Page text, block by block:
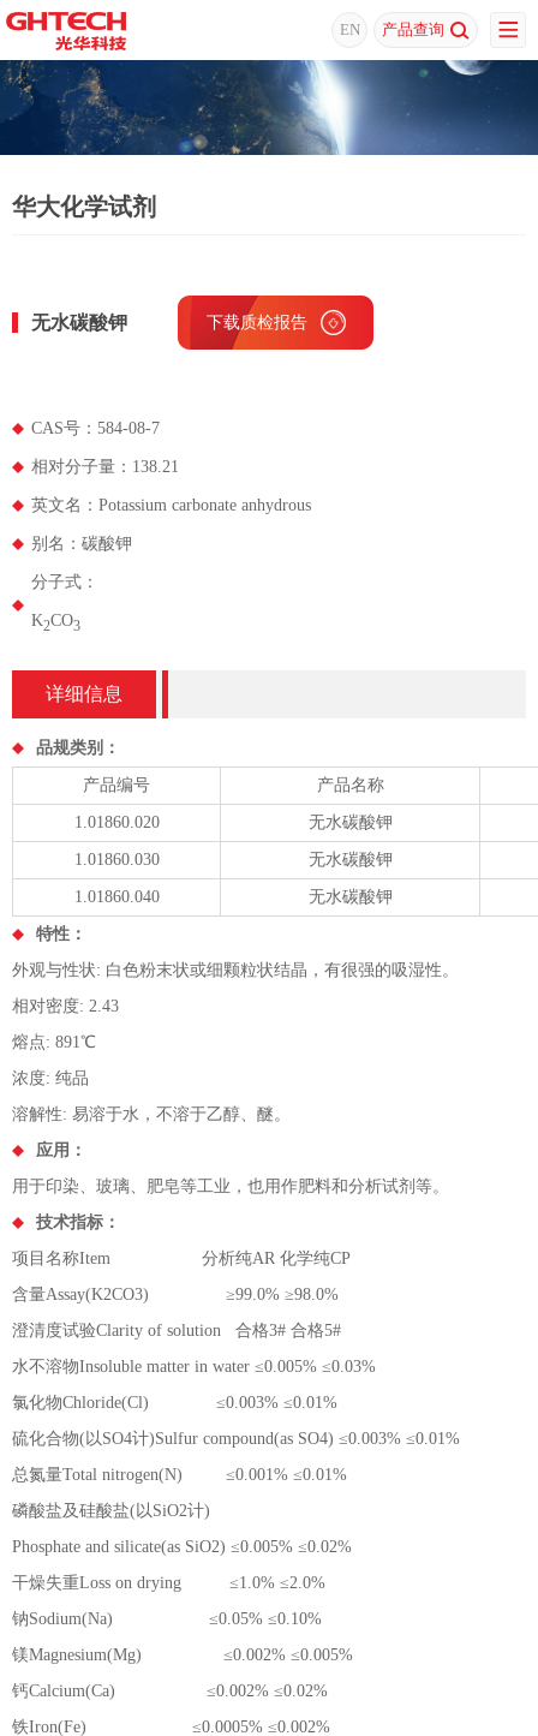
EN 产品查询
华大化学试剂
无水碳酸钾 下载质检报告
CAS号：584-08-7
相对分子量：138.21
英文名：Potassium carbonate anhydrous
别名：碳酸钾
分子式：
K2CO3
详细信息
品规类别：
产品编号 产品名称
1.01860.020 无水碳酸钾
1.01860.030 无水碳酸钾
1.01860.040 无水碳酸钾
特性：
外观与性状: 白色粉末状或细颗粒状结晶，有很强的吸湿性。
相对密度: 2.43
熔点: 891℃
浓度: 纯品
溶解性: 易溶于水，不溶于乙醇、醚。
应用：
用于印染、玻璃、肥皂等工业，也用作肥料和分析试剂等。
技术指标：
项目名称Item 分析纯AR 化学纯CP
含量Assay(K2CO3) ≥99.0% ≥98.0%
澄清度试验Clarity of solution 合格3# 合格5#
水不溶物Insoluble matter in water ≤0.005% ≤0.03%
氯化物Chloride(Cl) ≤0.003% ≤0.01%
硫化合物(以SO4计)Sulfur compound(as SO4) ≤0.003% ≤0.01%
总氮量Total nitrogen(N) ≤0.001% ≤0.01%
磷酸盐及硅酸盐(以SiO2计)
Phosphate and silicate(as SiO2) ≤0.005% ≤0.02%
干燥失重Loss on drying ≤1.0% ≤2.0%
钠Sodium(Na) ≤0.05% ≤0.10%
镁Magnesium(Mg) ≤0.002% ≤0.005%
钙Calcium(Ca) ≤0.002% ≤0.02%
铁Iron(Fe) ≤0.0005% ≤0.002%